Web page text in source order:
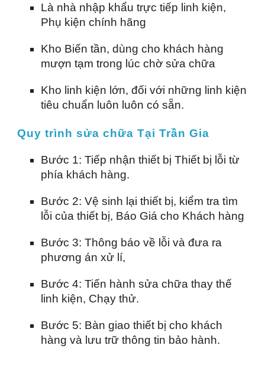
Là nhà nhập khẩu trực tiếp linh kiện,
Phụ kiện chính hãng
Kho Biến tần, dùng cho khách hàng
mượn tạm trong lúc chờ sửa chữa
Kho linh kiện lớn, đối với những linh kiện
tiêu chuẩn luôn luôn có sẵn.
Quy trình sửa chữa Tại Trần Gia
Bước 1: Tiếp nhận thiết bị Thiết bị lỗi từ
phía khách hàng.
Bước 2: Vệ sinh lại thiết bị, kiểm tra tìm
lỗi của thiết bị, Báo Giá cho Khách hàng
Bước 3: Thông báo về lỗi và đưa ra
phương án xử lí,
Bước 4: Tiến hành sửa chữa thay thế
linh kiện, Chạy thử.
Bước 5: Bàn giao thiết bị cho khách
hàng và lưu trữ thông tin bảo hành.